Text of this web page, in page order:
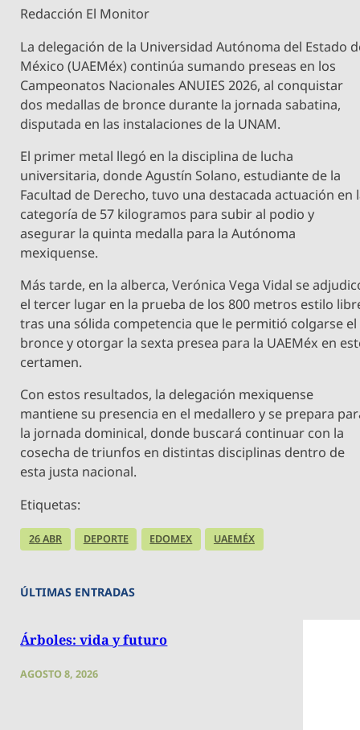
Redacción El Monitor
La delegación de la Universidad Autónoma del Estado
México (UAEMéx) continúa sumando preseas en los
Campeonatos Nacionales ANUIES 2026, al conquistar
dos medallas de bronce durante la jornada sabatina,
disputada en las instalaciones de la UNAM.
El primer metal llegó en la disciplina de lucha
universitaria, donde Agustín Solano, estudiante de la
Facultad de Derecho, tuvo una destacada actuación en
categoría de 57 kilogramos para subir al podio y
asegurar la quinta medalla para la Autónoma
mexiquense.
Más tarde, en la alberca, Verónica Vega Vidal se
el tercer lugar en la prueba de los 800 metros estilo
tras una sólida competencia que le permitió colgarse el
bronce y otorgar la sexta presea para la UAEMéx en
certamen.
Con estos resultados, la delegación mexiquense
mantiene su presencia en el medallero y se prepara
la jornada dominical, donde buscará continuar con la
cosecha de triunfos en distintas disciplinas dentro de
esta justa nacional.
Etiquetas:
26 ABR DEPORTE EDOMEX UAEMÉX
ÚLTIMAS ENTRADAS
Árboles: vida y futuro
AGOSTO 8, 2026